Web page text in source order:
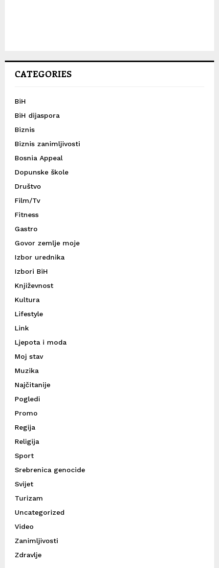
CATEGORIES
BiH
BiH dijaspora
Biznis
Biznis zanimljivosti
Bosnia Appeal
Dopunske škole
Društvo
Film/Tv
Fitness
Gastro
Govor zemlje moje
Izbor urednika
Izbori BiH
Književnost
Kultura
Lifestyle
Link
Ljepota i moda
Moj stav
Muzika
Najčitanije
Pogledi
Promo
Regija
Religija
Sport
Srebrenica genocide
Svijet
Turizam
Uncategorized
Video
Zanimljivosti
Zdravlje